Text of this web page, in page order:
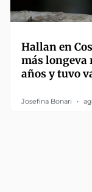
Hallan en
más longeva
años y tuvo
Josefina Bonari